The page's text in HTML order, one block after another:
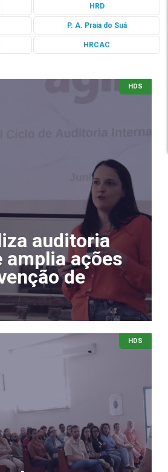
HRD
P. A. Praia do Suá
HRCAC
HDS
auditoria
amplia ações
de
HDS